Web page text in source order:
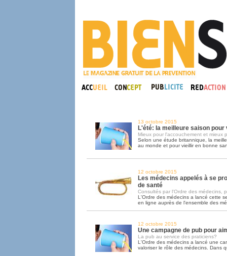
13 octobre 2015
L'été: la meilleure saison pour
Mieux pour l'accouchement et mieux
Selon une étude britannique, la
au monde et pour vieillir en bonne
12 octobre 2015
Les médecins appelés à se
de santé
Consultés par l'Ordre des médecins,
L'Ordre des médecins a lancé cette
en ligne auprès de l'ensemble des
12 octobre 2015
Une campagne de pub pour
La pub au service des praticiens?
L'Ordre des médecins a lancé une
valoriser le rôle des médecins. Dans